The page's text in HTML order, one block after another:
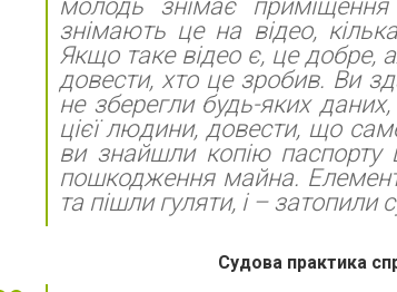
молодь знімає
знімають це на відео,
Якщо таке відео є, це
довести, хто це зробив. Ви
не зберегли будь-яких
цієї людини, довести, що
ви знайшли копію
пошкодження майна.
та пішли гуляти, і – затопили
Судова практика